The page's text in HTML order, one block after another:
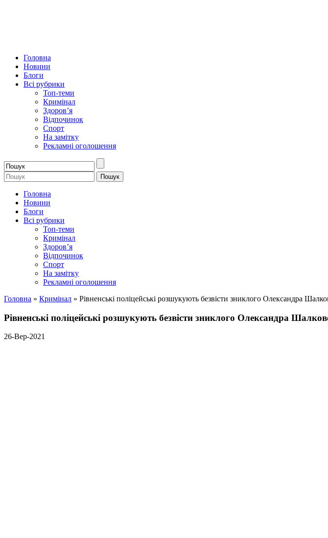
Головна
Новини
Блоги
Всі рубрики
Топ-теми
Кримінал
Здоров’я
Відпочинок
Спорт
На замітку
Рекламні оголошення
Головна
Новини
Блоги
Всі рубрики
Топ-теми
Кримінал
Здоров’я
Відпочинок
Спорт
На замітку
Рекламні оголошення
Головна » Кримінал » Рівненські поліцейські розшукують безвісти зниклого Олександра
Рівненські поліцейські розшукують безвісти зниклого Олександра
26-Вер-2021